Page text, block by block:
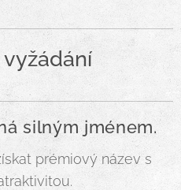
vyžádání
silným jménem.
prémiový název s